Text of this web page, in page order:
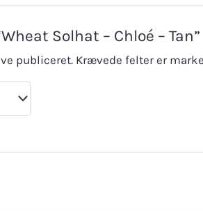
Solhat – Chloé – Tan”
publiceret. Krævede felter er